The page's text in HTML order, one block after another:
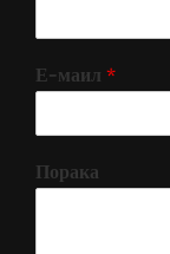
Е-маил *
Порака